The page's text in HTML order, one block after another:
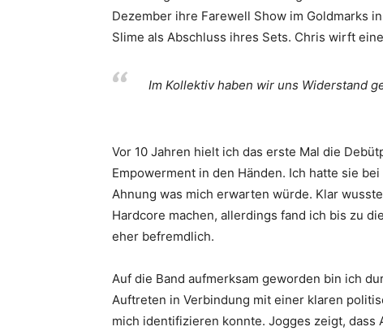
Dezember ihre Farewell Show im Goldmarks
Slime als Abschluss ihres Sets. Chris wirft
Im Kollektiv haben wir uns Widerstand
Vor 10 Jahren hielt ich das erste Mal die
Empowerment in den Händen. Ich hatte sie
Ahnung was mich erwarten würde. Klar
Hardcore machen, allerdings fand ich bis zu
eher befremdlich.
Auf die Band aufmerksam geworden bin ich
Auftreten in Verbindung mit einer klaren
mich identifizieren konnte. Jogges zeigt, dass